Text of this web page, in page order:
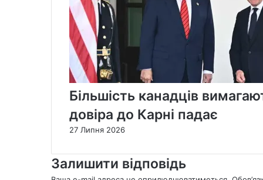
Більшість канадців
довіра до Карні падає
27 Липня 2026
Залишити відповідь